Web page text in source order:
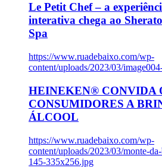
Le Petit Chef – a
interativa chega ao
Spa
https://www.ruadebaixo.com/wp-
content/uploads/2023/03/
HEINEKEN® CONVIDA
CONSUMIDORES A
ÁLCOOL
https://www.ruadebaixo.com/wp-
content/uploads/2023/03/monte-
145-335x256.jpg